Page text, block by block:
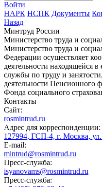
Войти
НАРК НСПК Документы
Назад
Минтруд России
Министерство труда и
Министерство труда и
Федерации осуществляет
деятельности находящейся
службы по труду и
деятельности Пенсионного
Фонда социального
Контакты
Сайт:
rosmintrud.ru
Адрес для корреспонденции:
127994, ГСП-4, г. Москва,
E-mail:
mintrud@rosmintrud.ru
Пресс-служба:
isyanovams@rosmintrud.ru
Пресс-служба: